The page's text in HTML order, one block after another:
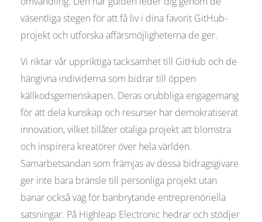
väsentliga stegen för att få liv i dina favorit GitHub-
projekt och utforska affärsmöjligheterna de ger.
Vi riktar vår uppriktiga tacksamhet till GitHub och de
hängivna individerna som bidrar till öppen
källkodsgemenskapen. Deras orubbliga engagemang
för att dela kunskap och resurser har demokratiserat
innovation, vilket tillåter otaliga projekt att blomstra
och inspirera kreatörer över hela världen.
Samarbetsandan som främjas av dessa bidragsgivare
ger inte bara bränsle till personliga projekt utan
banar också väg för banbrytande entreprenöriella
satsningar. På Highleap Electronic hedrar och stödjer